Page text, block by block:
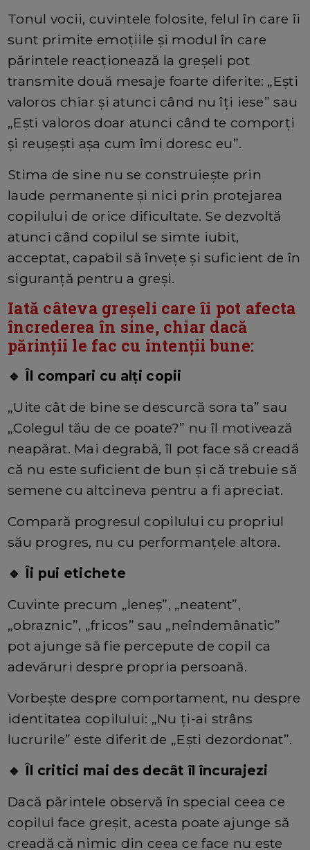
Tonul vocii, cuvintele folosite, felul în care îi
sunt primite emoțiile și modul în care
părintele reacționează la greșeli pot
transmite două mesaje foarte diferite: „Ești
valoros chiar și atunci când nu îți iese” sau
„Ești valoros doar atunci când te comporți
și reușești așa cum îmi doresc eu”.
Stima de sine nu se construiește prin
laude permanente și nici prin protejarea
copilului de orice dificultate. Se dezvoltă
atunci când copilul se simte iubit,
acceptat, capabil să învețe și suficient de în
siguranță pentru a greși.
Iată câteva greșeli care îi pot afecta
încrederea în sine, chiar dacă
părinții le fac cu intenții bune:
🔹 Îl compari cu alți copii
„Uite cât de bine se descurcă sora ta” sau
„Colegul tău de ce poate?” nu îl motivează
neapărat. Mai degrabă, îl pot face să creadă
că nu este suficient de bun și că trebuie să
semene cu altcineva pentru a fi apreciat.
Compară progresul copilului cu propriul
său progres, nu cu performanțele altora.
🔹 Îi pui etichete
Cuvinte precum „leneș”, „neatent”,
„obraznic”, „fricos” sau „neîndemânatic”
pot ajunge să fie percepute de copil ca
adevăruri despre propria persoană.
Vorbește despre comportament, nu despre
identitatea copilului: „Nu ți-ai strâns
lucrurile” este diferit de „Ești dezordonat”.
🔹 Îl critici mai des decât îl încurajezi
Dacă părintele observă în special ceea ce
copilul face greșit, acesta poate ajunge să
creadă că nimic din ceea ce face nu este